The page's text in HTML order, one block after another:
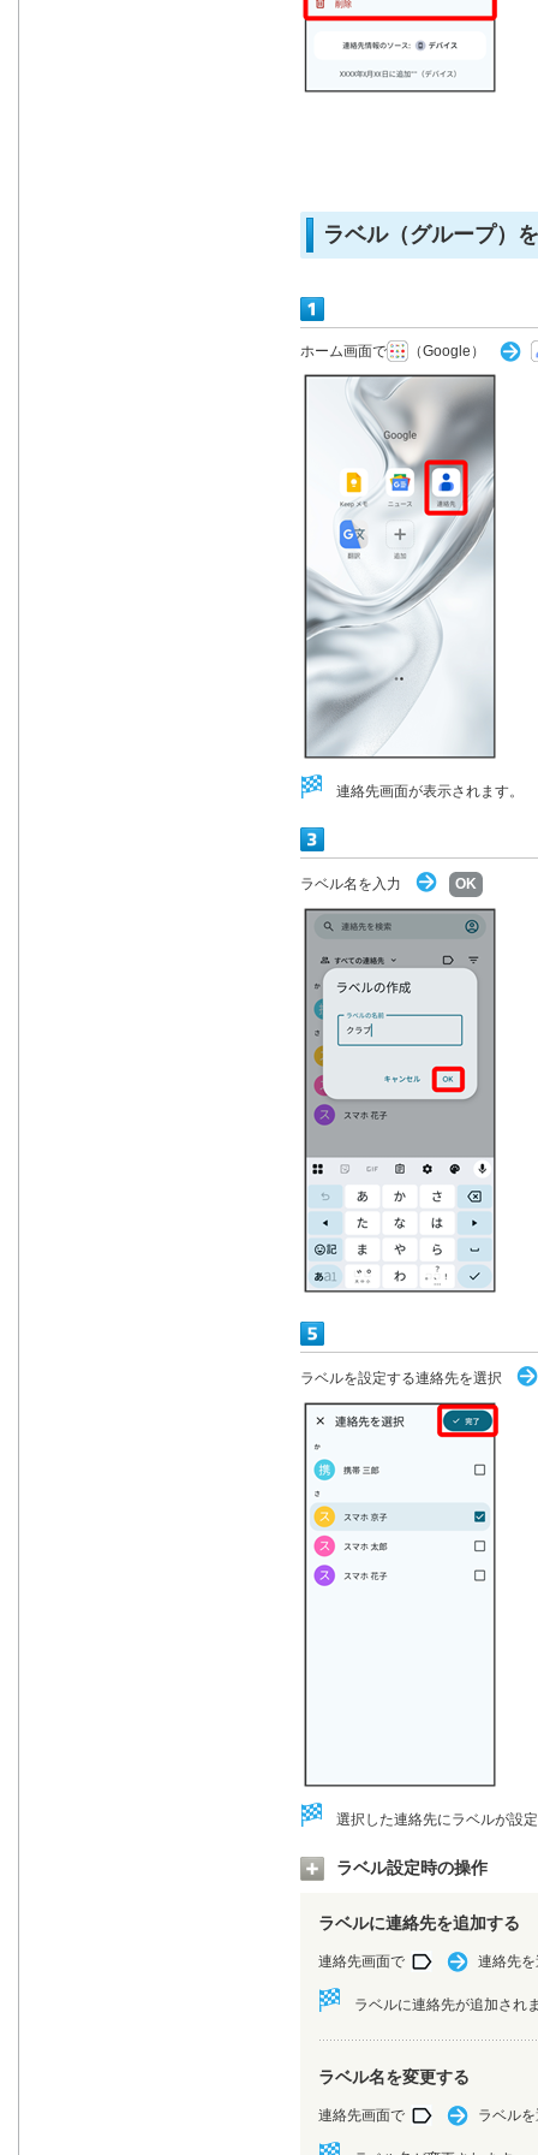
ラベル（グループ）
ホーム画面で （Google）
連絡先画面が表示されます。
ラベル名を入力 OK
ラベルを設定する連絡先を選択
選択した連絡先にラベルが設
ラベル設定時の操作
ラベルに連絡先を追加する
連絡先画面で 連絡先
ラベルに連絡先が追加され
ラベル名を変更する
連絡先画面で ラベル